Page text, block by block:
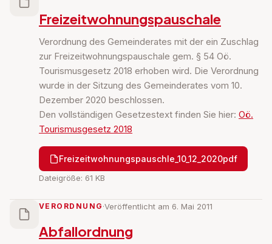
Freizeitwohnungspauschale
Verordnung des Gemeinderates mit der ein Zuschlag
zur Freizeitwohnungspauschale gem. § 54 Oö.
Tourismusgesetz 2018 erhoben wird. Die Verordnung
wurde in der Sitzung des Gemeinderates vom 10.
Dezember 2020 beschlossen.
Den vollständigen Gesetzestext finden Sie hier: Oö.
Tourismusgesetz 2018
Freizeitwohnungspauschle_10_12_2020pdf
Dateigröße: 61 KB
VERORDNUNG ·Veröffentlicht am 6. Mai 2011
Abfallordnung